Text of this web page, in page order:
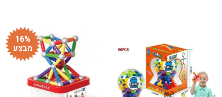
16%
מבצע